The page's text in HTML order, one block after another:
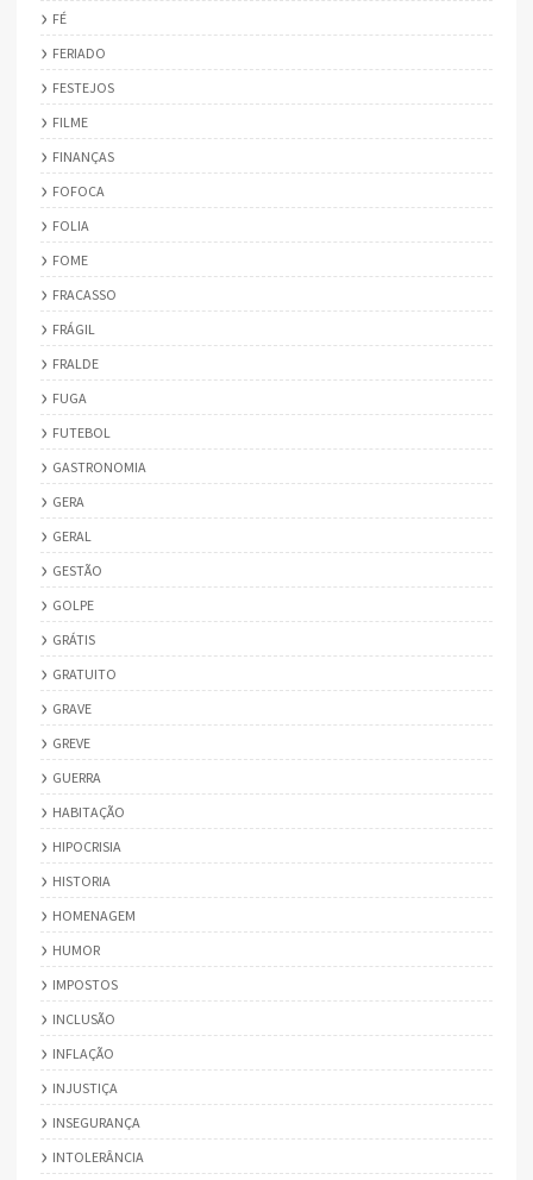
FÉ
FERIADO
FESTEJOS
FILME
FINANÇAS
FOFOCA
FOLIA
FOME
FRACASSO
FRÁGIL
FRALDE
FUGA
FUTEBOL
GASTRONOMIA
GERA
GERAL
GESTÃO
GOLPE
GRÁTIS
GRATUITO
GRAVE
GREVE
GUERRA
HABITAÇÃO
HIPOCRISIA
HISTORIA
HOMENAGEM
HUMOR
IMPOSTOS
INCLUSÃO
INFLAÇÃO
INJUSTIÇA
INSEGURANÇA
INTOLERÂNCIA